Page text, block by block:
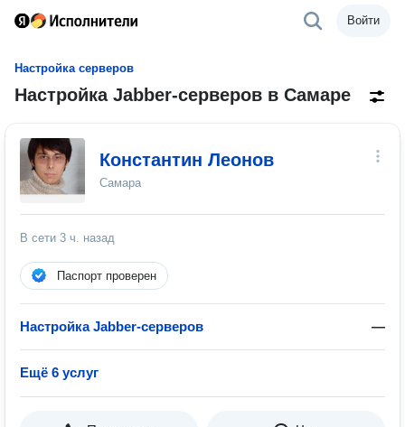
Войти
Настройка серверов
Настройка Jabber-серверов в Самаре
Константин Леонов
Самара
В сети 3 ч. назад
Паспорт проверен
Настройка Jabber-серверов —
Ещё 6 услуг